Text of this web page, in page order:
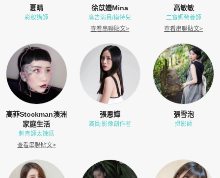
夏晴
彩妝講師
徐苡嫚Mina
廣告演員/模特兒
查看串聯貼文>
高敏敏
二寶媽營養師
查看串聯貼文>
高菲Stockman澳洲
家庭生活
刺青師太辣媽
查看串聯貼文>
張恩嬅
演員|影像創作者
張雪泡
攝影師